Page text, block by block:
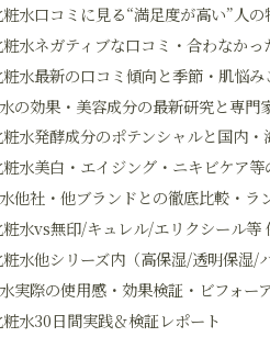
水口コミに見る“満足度が高い”人の
水ネガティブな口コミ・合わなかっ
水最新の口コミ傾向と季節・肌悩み
の効果・美容成分の最新研究と専門
水発酵成分のポテンシャルと国内・
水美白・エイジング・ニキビケア
他社・他ブランドとの徹底比較・ラ
水vs無印/キュレル/エリクシール等
水他シリーズ内（高保湿/透明保湿
実際の使用感・効果検証・ビフォー
水30日間実践＆検証レポート